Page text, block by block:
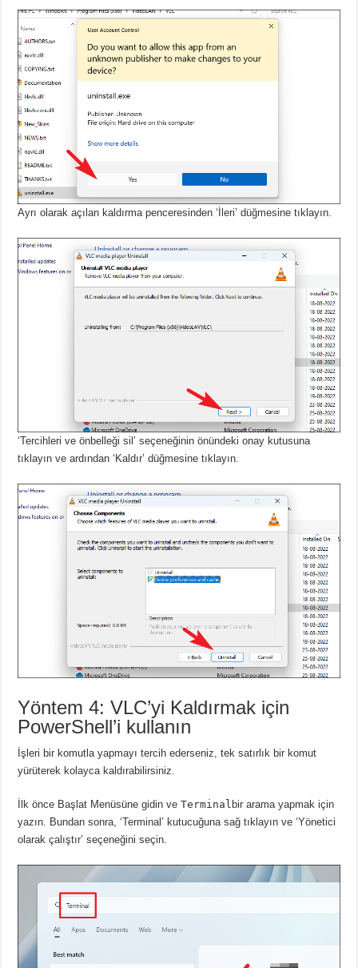
Ayrı olarak açılan kaldırma penceresinden ‘İleri’ düğmesine tıklayın.
‘Tercihleri ​​ve önbelleği sil’ seçeneğinin önündeki onay kutusuna
tıklayın ve ardından ‘Kaldır’ düğmesine tıklayın.
Yöntem 4: VLC’yi Kaldırmak için
PowerShell’i kullanın
İşleri bir komutla yapmayı tercih ederseniz, tek satırlık bir komut
yürüterek kolayca kaldırabilirsiniz.
İlk önce Başlat Menüsüne gidin veTerminal bir arama yapmak için
yazın.
Bundan sonra, ‘Terminal’ kutucuğuna sağ tıklayın ve ‘Yönetici
olarak çalıştır’ seçeneğini seçin.